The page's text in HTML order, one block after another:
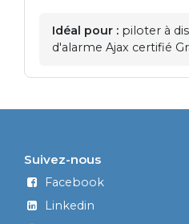
Idéal pour : piloter à
d'alarme Ajax certifié
Suivez-nous
Facebook
Linkedin